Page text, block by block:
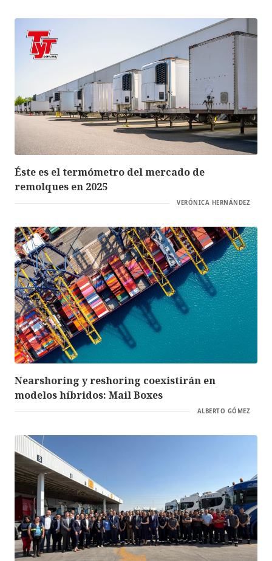
Éste es el termómetro del mercado de
remolques en 2025
VERÓNICA HERNÁNDEZ
Nearshoring y reshoring coexistirán en
modelos híbridos: Mail Boxes
ALBERTO GÓMEZ